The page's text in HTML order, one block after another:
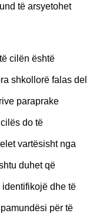
të arsyetohet
cilën është
shkollorë falas del
paraprake
do të
vartësisht nga
duhet që
identifikojë dhe të
për të